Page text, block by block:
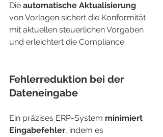
Die automatische Aktualisierung
von Vorlagen sichert die Konformität
mit aktuellen steuerlichen Vorgaben
und erleichtert die Compliance.
Fehlerreduktion bei der
Dateneingabe
Ein präzises ERP-System minimiert
Eingabefehler, indem es